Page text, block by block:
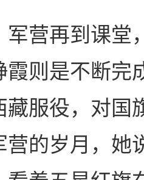
军营再到课堂
霞则是不断完
藏服役，对国
的岁月，她